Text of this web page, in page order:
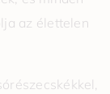
az élettelen